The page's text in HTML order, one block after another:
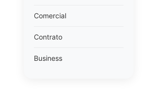
Comercial
Contrato
Business